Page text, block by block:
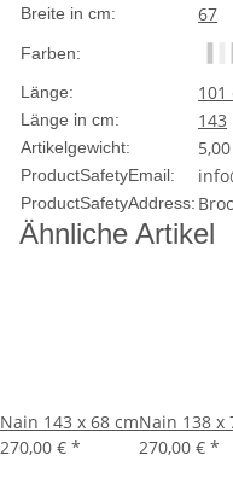
Breite in cm: 67
Farben:
Länge:
101
Länge in cm: 143
Artikelgewicht: 5,00
ProductSafetyEmail:
ProductSafetyAddress:
Ähnliche Artikel
Nain 143 x 68 cm
270,00 € *
Nain 138 x
270,00 € *